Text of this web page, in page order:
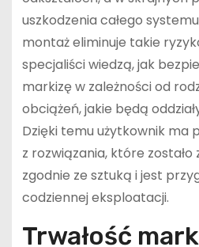
uszkodzenia całego
montaż eliminuje takie
specjaliści wiedzą, jak
markizę w zależności od
obciążeń, jakie będą
Dzięki temu użytkownik ma
z rozwiązania, które
zgodnie ze sztuką i jest
codziennej eksploatacji.
Trwałość